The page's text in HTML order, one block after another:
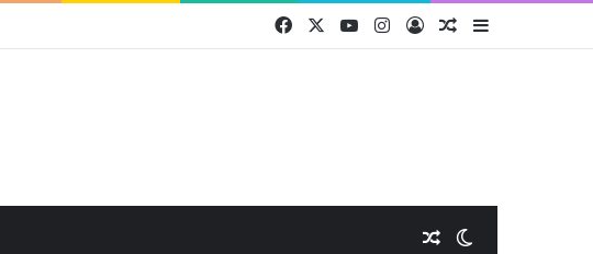
Facebook YouTubeInstagram
Log InRandom Article
Random Article